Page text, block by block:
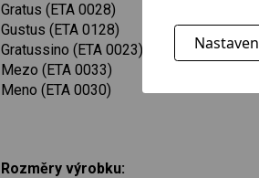
Gratus (ETA 0028)
Gustus (ETA 0128)
Gratussino (ETA 0023)
Mezo (ETA 0033)
Meno (ETA 0030)
Rozměry výrobku: